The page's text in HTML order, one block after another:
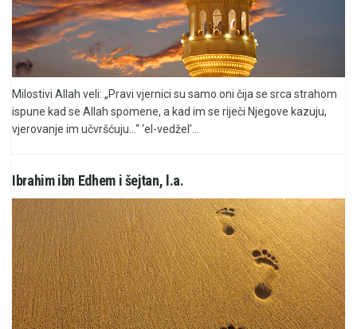
Milostivi Allah veli: „Pravi vjernici su samo oni čija se srca strahom
ispune kad se Allah spomene, a kad im se riječi Njegove kazuju,
vjerovanje im učvršćuju...“ ‘el-vedžel’...
Ibrahim ibn Edhem i šejtan, l.a.